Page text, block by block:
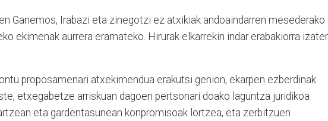
Ganemos, Irabazi eta zinegotzi ez atxikiak andoaindarren mesederako
ekimenak aurrera eramateko. Hirurak elkarrekin indar erabakiorra
proposamenari atxekimendua erakutsi genion, ekarpen ezberdinak
etxegabetze arriskuan dagoen pertsonari doako laguntza juridikoa
eta gardentasunean konpromisoak lortzea, eta zerbitzuen